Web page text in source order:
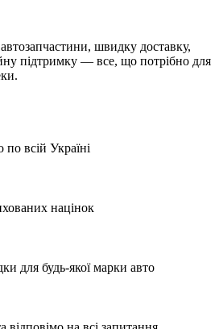
швидку доставку,
підтримку — все, що потрібно для
всій Україні
націнок
для будь-якої марки авто